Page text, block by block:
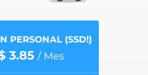
PERSONAL (SSD!)
3.85 / Mes